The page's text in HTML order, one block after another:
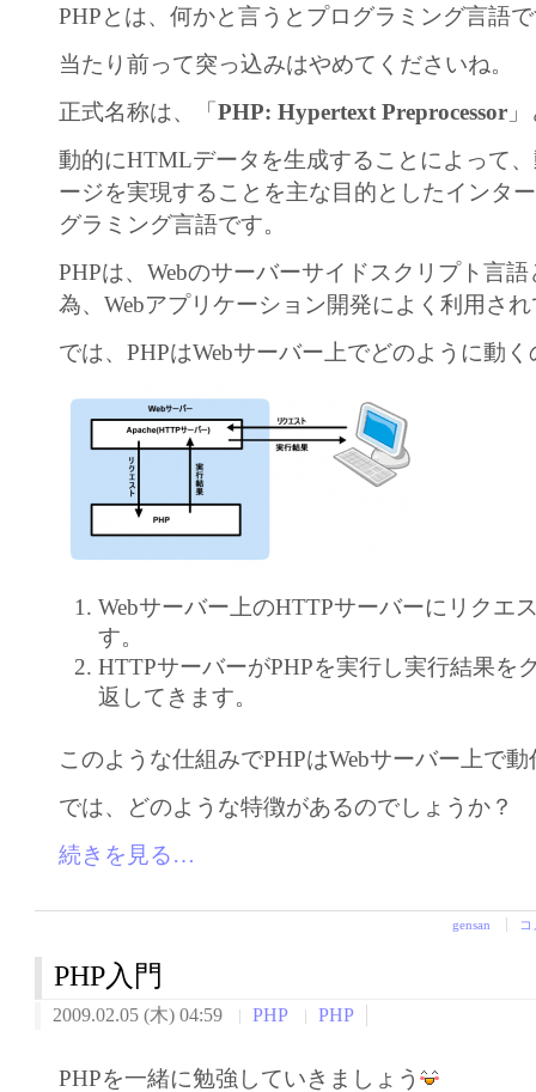
PHPとは、何かと言うとプログラミング言語
当たり前って突っ込みはやめてくださいね。
正式名称は、「PHP: Hypertext Preprocessor
動的にHTMLデータを生成することによって
ージを実現することを主な目的としたインタ
グラミング言語です。
PHPは、Webのサーバーサイドスクリプト言
為、Webアプリケーション開発によく利用さ
では、PHPはWebサーバー上でどのように動
Webサーバー上のHTTPサーバーにリクエ
す。
HTTPサーバーがPHPを実行し実行結果を
返してきます。
このような仕組みでPHPはWebサーバー上で
では、どのような特徴があるのでしょうか？
続きを見る…
gensan
PHP入門
2009.02.05 (木) 04:59 PHP PHP
PHPを一緒に勉強していきましょう